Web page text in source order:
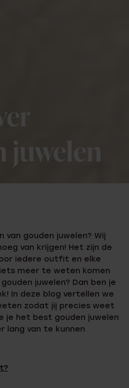
juwelen
van gouden juwelen? Wij
van krijgen! Het zijn de
iedere outfit en elke
meer te weten komen
juwelen? Dan ben je
In deze blog vertellen we
zodat jij precies weet
je het best gouden juwelen
lang van te kunnen